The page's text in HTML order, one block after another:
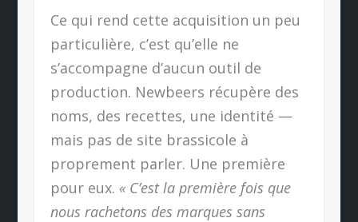
Ce qui rend cette acquisition un peu
particulière, c’est qu’elle ne
s’accompagne d’aucun outil de
production. Newbeers récupère des
noms, des recettes, une identité —
mais pas de site brassicole à
proprement parler. Une première
pour eux. « C’est la première fois que
nous rachetons des marques sans